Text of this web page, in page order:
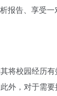
报告、享受
将校园经历
外，对于需